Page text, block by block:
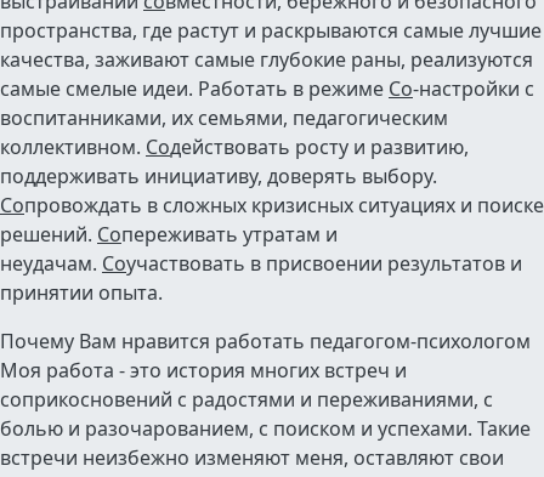
пространства, где растут и раскрываются самые лучшие
качества, заживают самые глубокие раны, реализуются
самые смелые идеи. Работать в режиме Со-настройки с
воспитанниками, их семьями, педагогическим
коллективном. Содействовать росту и развитию,
поддерживать инициативу, доверять выбору.
Сопровождать в сложных кризисных ситуациях и поиске
решений. Сопереживать утратам и
неудачам. Соучаствовать в присвоении результатов и
принятии опыта.
Почему Вам нравится работать педагогом-психологом
Моя работа - это история многих встреч и
соприкосновений с радостями и переживаниями, с
болью и разочарованием, с поиском и успехами. Такие
встречи неизбежно изменяют меня, оставляют свои